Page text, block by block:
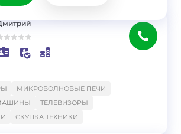
МИКРОВОЛНОВЫЕ ПЕЧИ
ТЕЛЕВИЗОРЫ
СКУПКА ТЕХНИКИ